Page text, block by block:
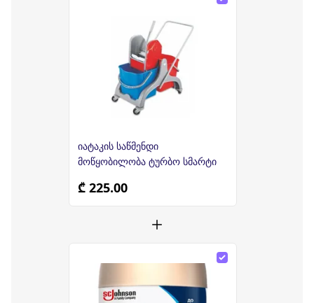
იატაკის საწმენდი
მოწყობილობა ტურბო სმარტი
₾ 225.00